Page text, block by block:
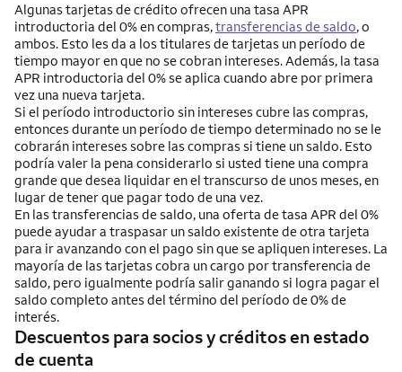
Algunas tarjetas de crédito ofrecen una tasa APR
introductoria del 0% en compras,transferencias de saldo, o
ambos. Esto les da a los titulares de tarjetas un período de
tiempo mayor en que no se cobran intereses. Además, la tasa
APR introductoria del 0% se aplica cuando abre por primera
vez una nueva tarjeta.
Si el período introductorio sin intereses cubre las compras,
entonces durante un período de tiempo determinado no se le
cobrarán intereses sobre las compras si tiene un saldo. Esto
podría valer la pena considerarlo si usted tiene una compra
grande que desea liquidar en el transcurso de unos meses, en
lugar de tener que pagar todo de una vez.
En las transferencias de saldo, una oferta de tasa APR del 0%
puede ayudar a traspasar un saldo existente de otra tarjeta
para ir avanzando con el pago sin que se apliquen intereses. La
mayoría de las tarjetas cobra un cargo por transferencia de
saldo, pero igualmente podría salir ganando si logra pagar el
saldo completo antes del término del período de 0% de
interés.
Descuentos para socios y créditos en estado
de cuenta